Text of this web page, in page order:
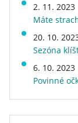
Energetická
Speciální
Hmotnost
Druh krmiva
Veterinární dieta
2. 11. 2023
Máte
20. 10.
Sezóna
6. 10. 2023
Povinné